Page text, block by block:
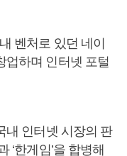
벤처로 있던 네이
업하며 인터넷 포털
내 인터넷 시장의 판
‘한게임’을 합병해